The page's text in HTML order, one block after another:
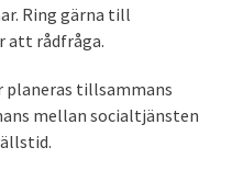
Ring gärna till
att rådfråga.
planeras tillsammans
mellan socialtjänsten